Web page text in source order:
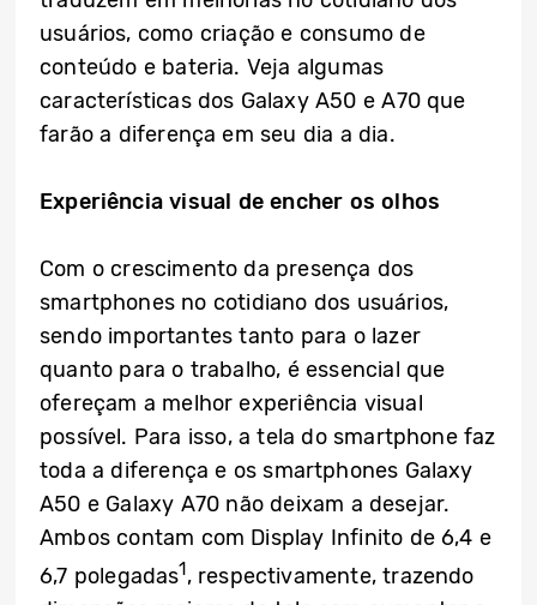
usuários, como criação e consumo de
conteúdo e bateria. Veja algumas
características dos Galaxy A50 e A70 que
farão a diferença em seu dia a dia.
Experiência visual de encher os olhos
Com o crescimento da presença dos
smartphones no cotidiano dos usuários,
sendo importantes tanto para o lazer
quanto para o trabalho, é essencial que
ofereçam a melhor experiência visual
possível. Para isso, a tela do smartphone faz
toda a diferença e os smartphones Galaxy
A50 e Galaxy A70 não deixam a desejar.
Ambos contam com Display Infinito de 6,4 e
6,7 polegadas1, respectivamente, trazendo